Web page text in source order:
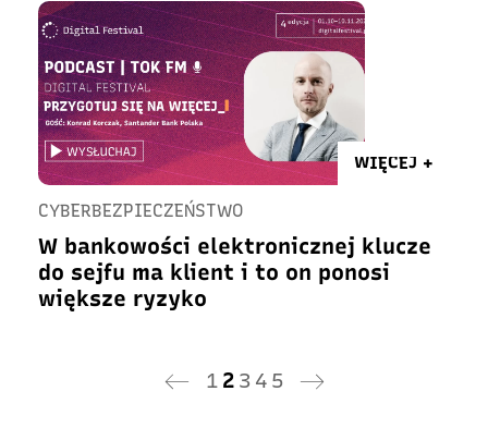
WIĘCEJ +
CYBERBEZPIECZEŃSTWO
W bankowości elektronicznej klucze
do sejfu ma klient i to on ponosi
większe ryzyko
1 2 3 4 5